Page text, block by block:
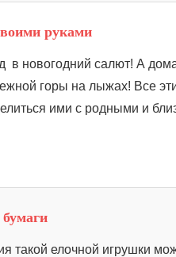
руками
в новогодний салют! А
горы на лыжах! Все
ими с родными и
такой елочной игрушки